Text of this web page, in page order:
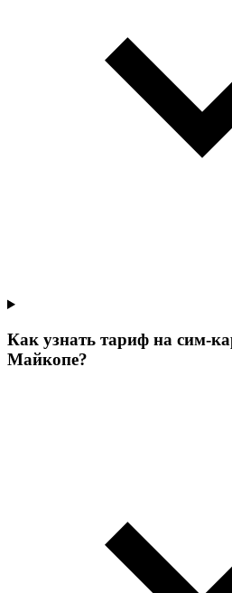
Как узнать тариф на сим-
Майкопе?